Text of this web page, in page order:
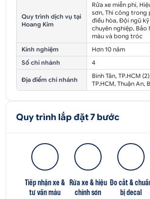
Quy trình dịch vụ tại
Hoang Kim
Rửa xe miễn phí,
sơn, Thi công trong
điều hòa, Đội ngũ
chuyên nghiệp, Bảo
màu và bong tróc
Kinh nghiệm
Hơn 10 năm
Số chi nhánh
4
Địa điểm chi nhánh
Bình Tân, TP.HCM
TP.HCM, Thuận An,
Quy trình lắp đặt 7 bước
Tiếp nhận xe &
tư vấn màu
Rửa xe & hiệu
chỉnh sơn
Đo cắt &
bị decal